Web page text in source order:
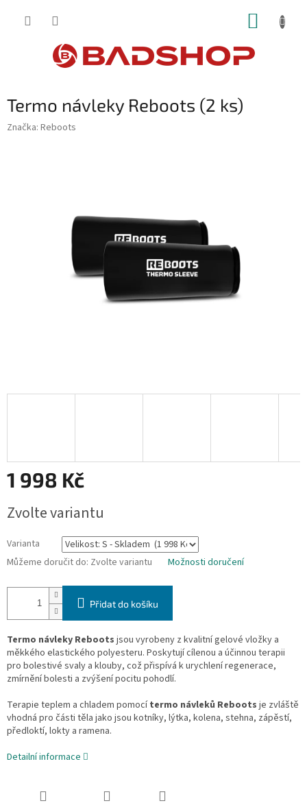
Termo návleky Reboots (2 ks)
Značka: Reboots
1 998 Kč
cena:
Zvolte variantu
Varianta
Můžeme doručit do: Zvolte variantu Možnosti doručení
Přidat do košíku
Termo návleky Reboots jsou vyrobeny z kvalitní gelové vložky a
měkkého elastického polyesteru. Poskytují cílenou a účinnou terapii
pro bolestivé svaly a klouby, což přispívá k urychlení regenerace,
zmírnění bolesti a zvýšení pocitu pohodlí.
Terapie teplem a chladem pomocítermo návleků Reboots je zvláště
vhodná pro části těla jako jsou kotníky, lýtka, kolena, stehna, zápěstí,
předloktí, lokty a ramena.
Detailní informace